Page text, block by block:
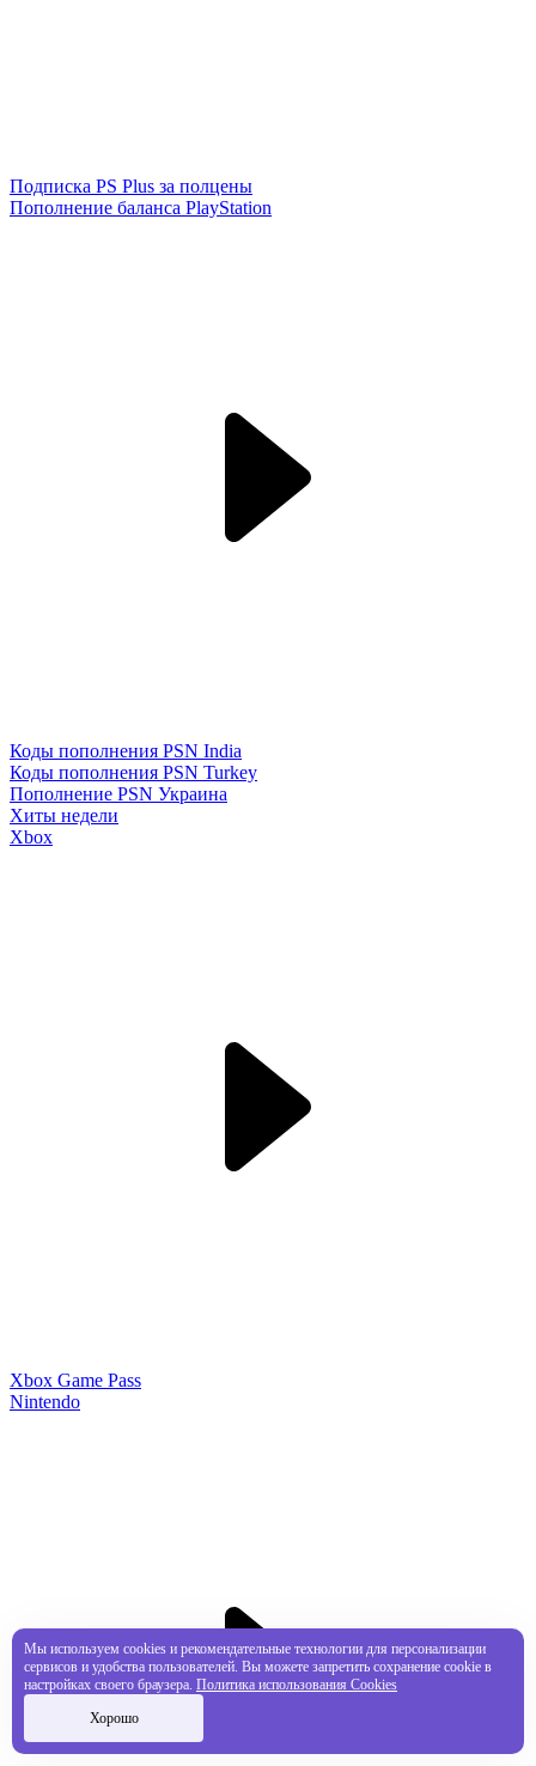
Подписка PS Plus за полцены
Пополнение баланса PlayStation
Коды пополнения PSN India
Коды пополнения PSN Turkey
Пополнение PSN Украина
Хиты недели
Xbox
Xbox Game Pass
Nintendo
Мы используем cookies и рекомендательные технологии для персонализации
сервисов и удобства пользователей. Вы можете запретить сохранение cookie в
настройках своего браузера. Политика использования Cookies
Хорошо